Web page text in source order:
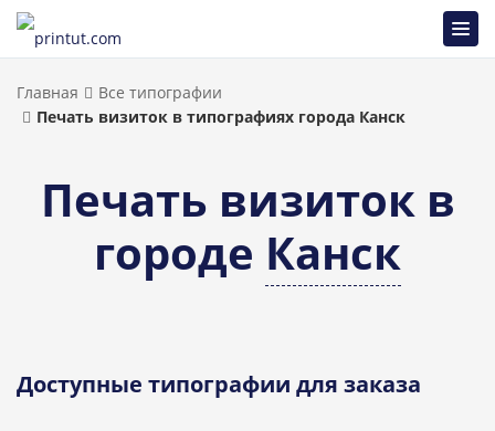
Главная
Все типографии
Печать визиток в типографиях города Канск
Печать визиток в
городе Канск
Доступные типографии для заказа